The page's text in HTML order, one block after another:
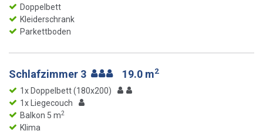
Doppelbett
Kleiderschrank
Parkettboden
Schlafzimmer 3 19.0 m2
1x Doppelbett (180x200)
1x Liegecouch
Balkon 5 m2
Klima